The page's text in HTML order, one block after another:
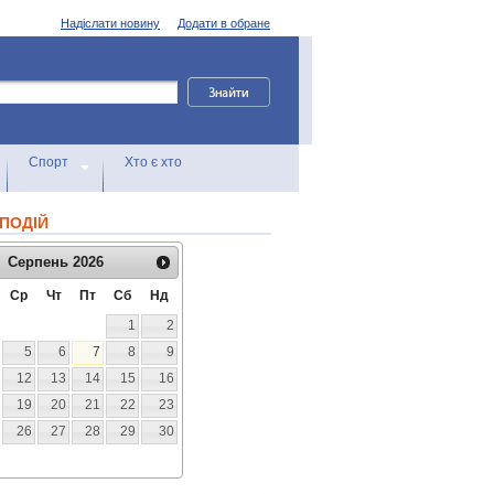
Додати в обране
Надіслати новину
Спорт Хто є хто
Серпень 2026
Ср Чт Пт Сб
Нд
1
2
5 6 7 8
9
12 13 14 15
16
19 20 21 22
23
26 27 28 29
30